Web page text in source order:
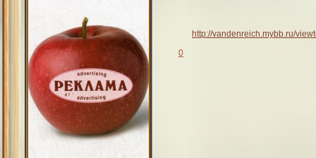
http://vandenreich.mybb.ru/
0